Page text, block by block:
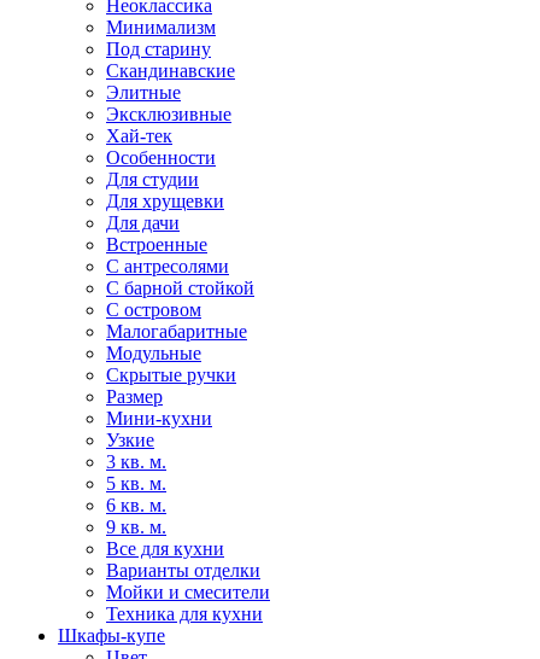
Неоклассика
Минимализм
Под старину
Скандинавские
Элитные
Эксклюзивные
Хай-тек
Особенности
Для студии
Для хрущевки
Для дачи
Встроенные
С антресолями
С барной стойкой
С островом
Малогабаритные
Модульные
Скрытые ручки
Размер
Мини-кухни
Узкие
3 кв. м.
5 кв. м.
6 кв. м.
9 кв. м.
Все для кухни
Варианты отделки
Мойки и смесители
Техника для кухни
Шкафы-купе